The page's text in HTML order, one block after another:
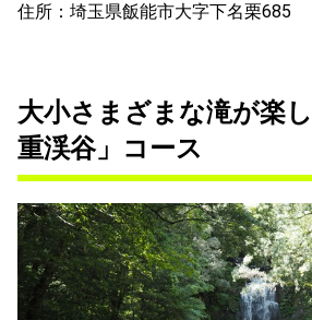
住所：埼玉県飯能市大字下名栗685
大小さまざまな滝が楽
重渓谷」コース